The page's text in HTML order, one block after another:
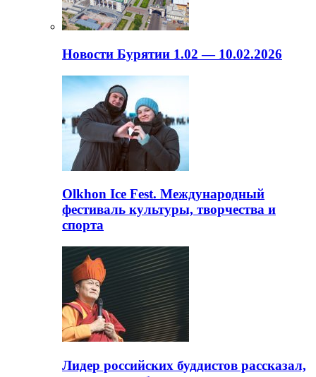
Новости Бурятии 1.02 — 10.02.2026
Olkhon Ice Fest. Международный
фестиваль культуры, творчества и
спорта
Лидер российских буддистов рассказал,